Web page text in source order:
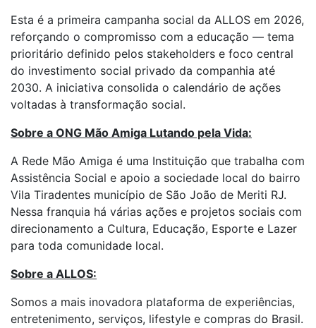
Esta é a primeira campanha social da ALLOS em 2026,
reforçando o compromisso com a educação — tema
prioritário definido pelos stakeholders e foco central
do investimento social privado da companhia até
2030. A iniciativa consolida o calendário de ações
voltadas à transformação social.
Sobre a ONG Mão Amiga Lutando pela Vida:
A Rede Mão Amiga é uma Instituição que trabalha com
Assistência Social e apoio a sociedade local do bairro
Vila Tiradentes município de São João de Meriti RJ.
Nessa franquia há várias ações e projetos sociais com
direcionamento a Cultura, Educação, Esporte e Lazer
para toda comunidade local.
Sobre a ALLOS:
Somos a mais inovadora plataforma de experiências,
entretenimento, serviços, lifestyle e compras do Brasil.